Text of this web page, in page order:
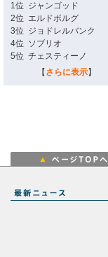
1位 ジャンゴッド
2位 エルドボルグ
3位 ジョドレルバンク
4位 ソブリオ
5位 チェスティーノ
【 さらに表示】